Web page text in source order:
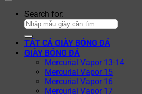
Search for:
TẤT CẢ GIÀY BÓNG ĐÁ
GIÀY BÓNG ĐÁ
Mercurial Vapor 13-14
Mercurial Vapor 15
Mercurial Vapor 16
Mercurial Vapor 17